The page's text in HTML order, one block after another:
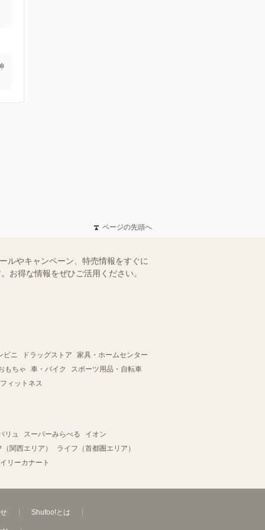
ページの先頭へ
ルやキャンペーン、特売情報をすぐに
お得な情報をぜひご活用ください。
ビニ ドラッグストア
家具・ホームセンター
もちゃ 車・バイク
スポーツ用品・自転車
ィットネス
リュ スーパーみらべる
イオン
関西エリア）
ライフ（首都圏エリア）
リーカナート
Shufoo!とは